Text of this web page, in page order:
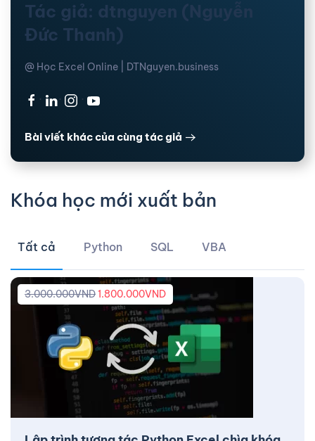
Tác giả: dtnguyen (Nguyễn
Đức Thanh)
@ Học Excel Online | DTNguyen.business
· · ·
Bài viết khác của cùng tác giả
Khóa học mới xuất bản
Tất cả Python SQL VBA
3.000.000VND1.800.000VND